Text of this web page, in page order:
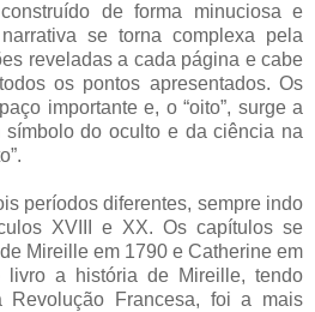
de forma minuciosa e
se torna complexa pela
reveladas a cada página e cabe
os pontos apresentados. Os
importante e, o “oito”, surge a
símbolo do oculto e da ciência na
períodos diferentes, sempre indo
XVIII e XX. Os capítulos se
Mireille em 1790 e Catherine em
livro a história de Mireille, tendo
Francesa, foi a mais